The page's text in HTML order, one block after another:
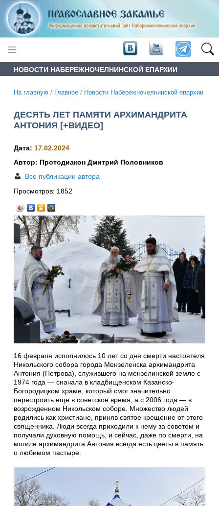
НОВОСТИ НАБЕРЕЖНОЧЕЛНИНСКОЙ ЕПАРХИИ
На главную / Главное / Новости Набережночелнинской епархии
ДЕСЯТЬ ЛЕТ ПАМЯТИ АРХИМАНДРИТА
АНТОНИЯ [+ВИДЕО]
Дата: 17.02.2024
Автор: Протодиакон Дмитрий Половников
Все публикации автора
Просмотров: 1852
16 февраля исполнилось 10 лет со дня смерти настоятеля
Никольского собора города Мензеленска архимандрита
Антония (Петрова), служившего на мензелинской земле с
1974 года — сначала в кладбищенском Казанско-
Богородицком храме, который смог значительно
перестроить еще в советское время, а с 2006 года — в
возрожденном Никольском соборе. Множество людей
родились как христиане, приняв святое крещение от этого
священника. Люди всегда приходили к нему за советом и
получали духовную помощь, и сейчас, даже по смерти, на
могиле архимандрита Антония всегда есть цветы в память
о любимом пастыре.